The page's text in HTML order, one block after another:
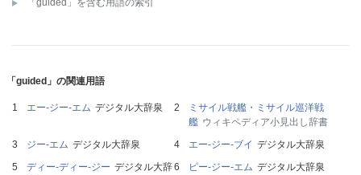
「guided」を含む用語の索引
「guided」の関連用語
エー‐ジー‐エム デジタル大辞泉
ミサイル戦艦・ミサイル巡洋戦
艦 ウィキペディア小見出し辞書
ジー‐エム デジタル大辞泉 エー‐ジー‐ブイ デジタル大辞泉
ディー‐ディー‐ジー デジタル大辞
ピー‐ジー‐エム デジタル大辞泉